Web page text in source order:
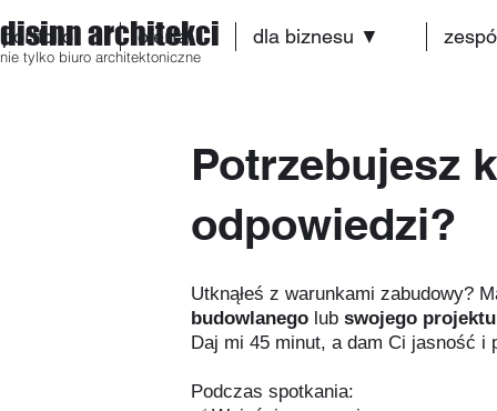
disinn architekci
nie tylko biuro architektoniczne
portfolio oferta dla biznesu ▼
Potrzebujesz
odpowiedzi?
Utknąłeś z warunkami zabudowy?
budowlanego lub swojego projektu
Daj mi 45 minut, a dam Ci jasność i
Podczas spotkania: